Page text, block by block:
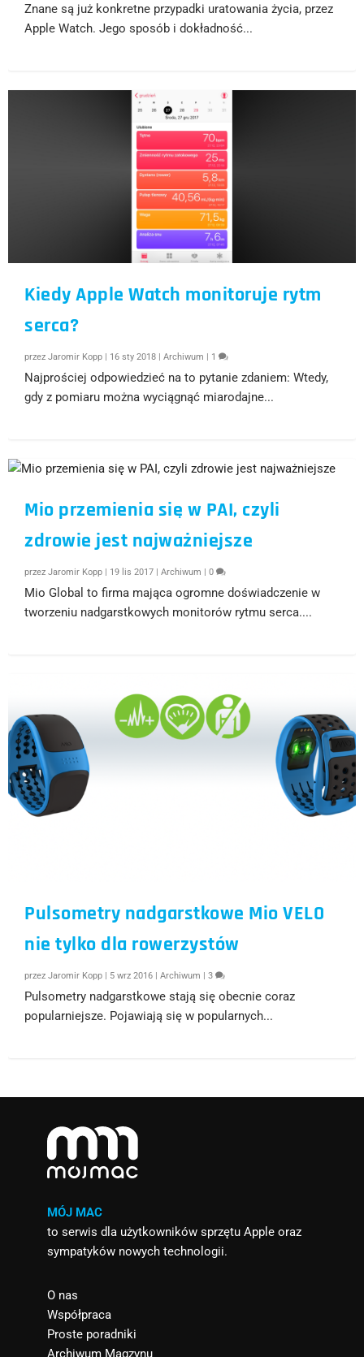
Znane są już konkretne przypadki uratowania życia, przez
Apple Watch. Jego sposób i dokładność...
Kiedy Apple Watch monitoruje rytm
serca?
przezJaromir Kopp 16 sty 2018 |Archiwum 1
Najprościej odpowiedzieć na to pytanie zdaniem: Wtedy,
gdy z pomiaru można wyciągnąć miarodajne...
Mio przemienia się w PAI, czyli
zdrowie jest najważniejsze
przezJaromir Kopp 19 lis 2017 |Archiwum |0
Mio Global to firma mająca ogromne doświadczenie w
tworzeniu nadgarstkowych monitorów rytmu serca....
Pulsometry nadgarstkowe Mio VELO
nie tylko dla rowerzystów
przezJaromir Kopp 5 wrz 2016 |Archiwum |3
Pulsometry nadgarstkowe stają się obecnie coraz
popularniejsze. Pojawiają się w popularnych...
MÓJ MAC
to serwis dla użytkowników sprzętu Apple oraz
sympatyków nowych technologii.
O nas
Współpraca
Proste poradniki